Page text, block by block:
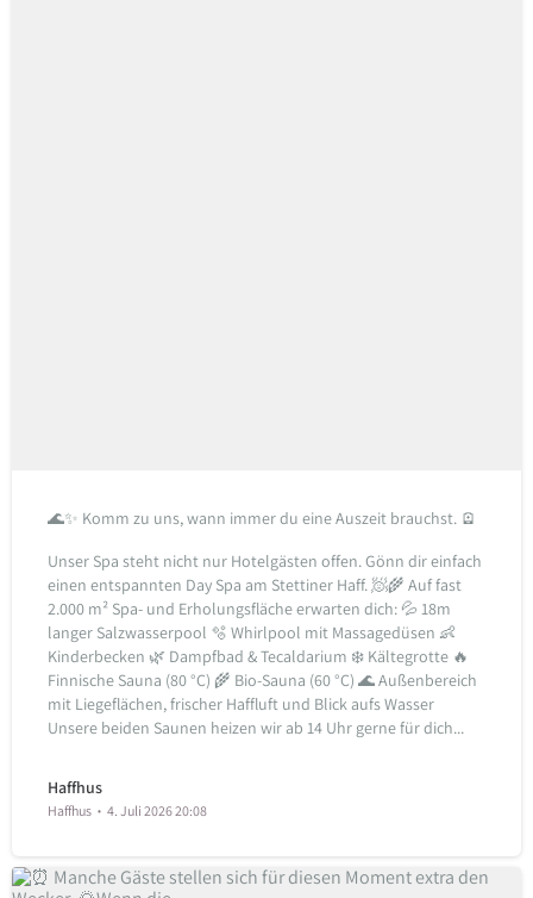
🌊✨ Komm zu uns, wann immer du eine Auszeit brauchst. 🪫
Unser Spa steht nicht nur Hotelgästen offen. Gönn dir einfach
einen entspannten Day Spa am Stettiner Haff. 🧖🌾 Auf fast
2.000 m² Spa- und Erholungsfläche erwarten dich: 💦 18m
langer Salzwasserpool 🫧 Whirlpool mit Massagedüsen 👶
Kinderbecken 🌿 Dampfbad & Tecaldarium ❄️ Kältegrotte 🔥
Finnische Sauna (80 °C) 🌾 Bio-Sauna (60 °C) 🌊 Außenbereich
mit Liegeflächen, frischer Haffluft und Blick aufs Wasser
Unsere beiden Saunen heizen wir ab 14 Uhr gerne für dich...
Haffhus
Haffhus 4. Juli 2026 20:08